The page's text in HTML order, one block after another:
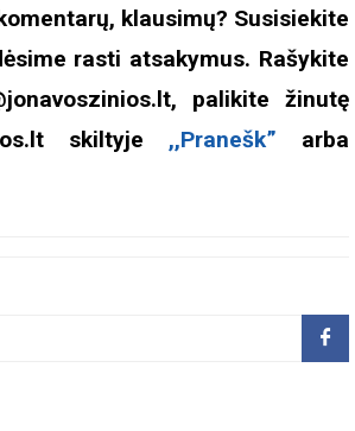
klausimų? Susisiekite
rasti atsakymus. Rašykite
palikite žinutę
skiltyje ,,Pranešk” arba